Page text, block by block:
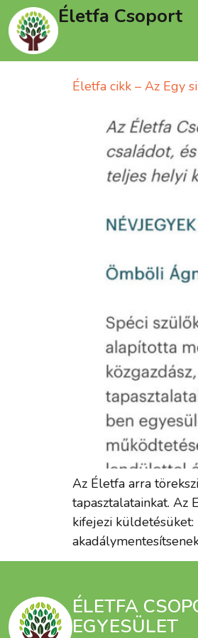
Életfa Csoport
Életfa cikk – Az Egy
Az Életfa arra
tapasztalatainkat. Az
kifejezi
ÉLETFA
EGYESÜLET